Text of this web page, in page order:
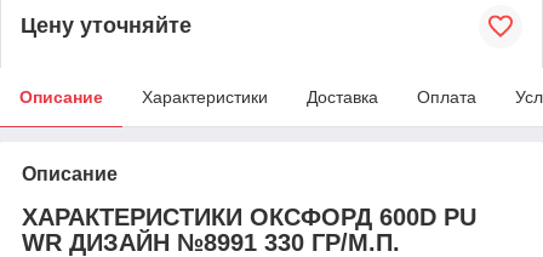
Цену уточняйте
Описание Характеристики Доставка Оплата
Описание
ХАРАКТЕРИСТИКИ ОКСФОРД 600D PU
WR ДИЗАЙН №8991 330 ГР/М.П.